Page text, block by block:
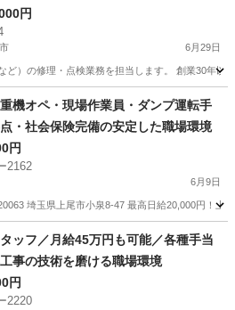
円
6月29日
ど）の修理・点検業務を担当します。 創業30年
機オペ・現場作業員・ダンプ運転手
点・社会保険完備の安定した職場環境
円
2162
6月9日
埼玉県上尾市小泉8-47 最高日給20,000円！
重機ッフ／月給45万円も可能／各種手当
事の技術を磨ける職場環境
円
2220